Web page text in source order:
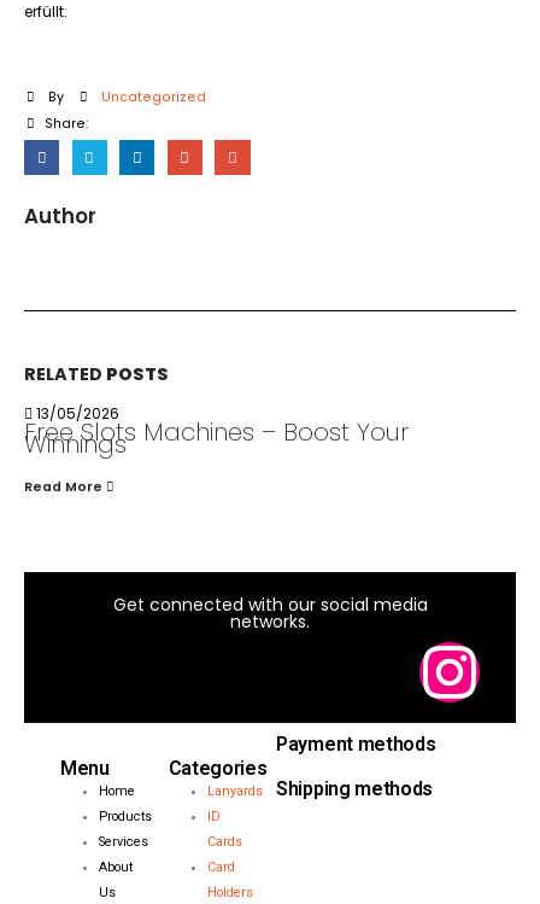
erfüllt.
By
Uncategorized
Share:
Author
RELATED POSTS
13/05/2026
Free Slots Machines – Boost Your
Winnings
Read More
Get connected with our social media
networks.
Menu
Home
Products
Services
About
Us
Categories
Lanyards
ID
Cards
Card
Holders
Payment methods
Shipping methods